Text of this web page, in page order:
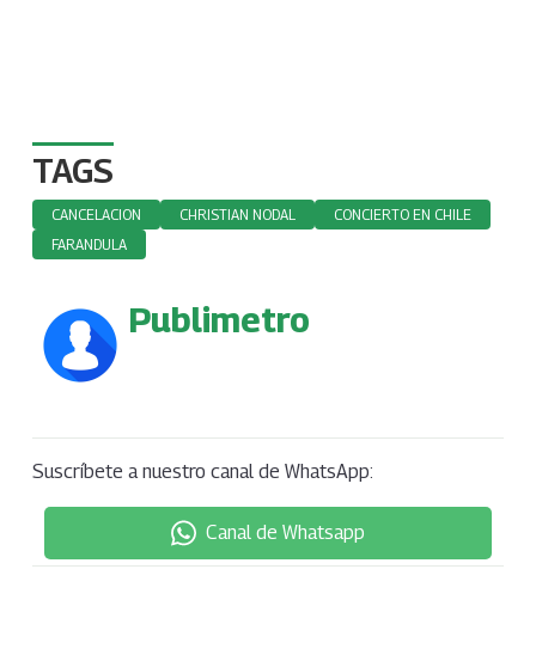
TAGS
CANCELACION CHRISTIAN NODAL
CONCIERTO EN CHILE
FARANDULA
Publimetro
Suscríbete a nuestro canal de WhatsApp:
Canal de Whatsapp